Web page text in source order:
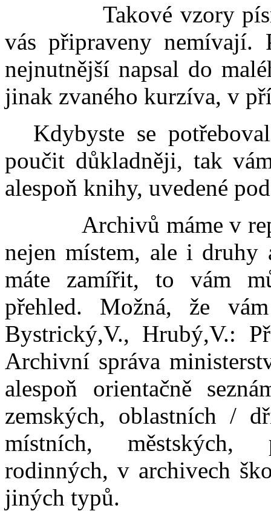
Takové vzory písma
vás připraveny nemívají.
nejnutnější napsal do
jinak zvaného kurzíva, v
Kdybyste se
poučit důkladněji, tak
alespoň knihy, uvedené
Archivů máme v
nejen místem, ale i druhy
máte zamířit, to vám
přehled. Možná, že
Bystrický,V., Hrubý,V.:
Archivní správa
alespoň orientačně
zemských, oblastních /
místních, městských,
rodinných, v archivech
jiných typů.